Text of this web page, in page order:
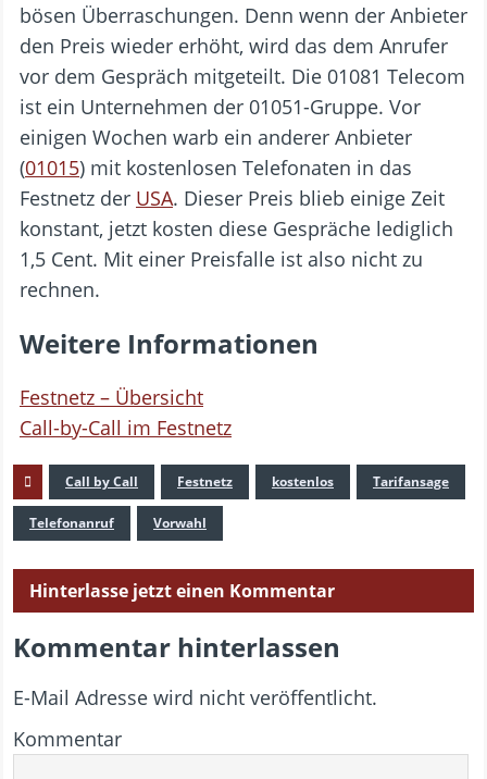
bösen Überraschungen. Denn wenn der Anbieter
den Preis wieder erhöht, wird das dem Anrufer
vor dem Gespräch mitgeteilt. Die 01081 Telecom
ist ein Unternehmen der 01051-Gruppe. Vor
einigen Wochen warb ein anderer Anbieter
(01015) mit kostenlosen Telefonaten in das
Festnetz der USA. Dieser Preis blieb einige Zeit
konstant, jetzt kosten diese Gespräche lediglich
1,5 Cent. Mit einer Preisfalle ist also nicht zu
rechnen.
Weitere Informationen
Festnetz – Übersicht
Call-by-Call im Festnetz
Call by Call Festnetz kostenlos Tarifansage
Telefonanruf Vorwahl
Hinterlasse jetzt einen Kommentar
Kommentar hinterlassen
E-Mail Adresse wird nicht veröffentlicht.
Kommentar